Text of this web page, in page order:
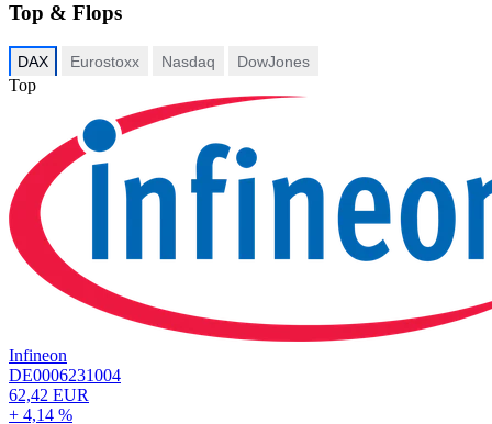
Top & Flops
DAX Eurostoxx Nasdaq DowJones
Top
Infineon
DE0006231004
62,42 EUR
+ 4,14 %